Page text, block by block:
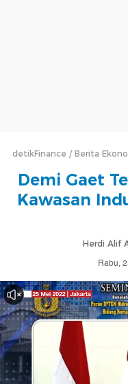
detikFinance Berita
Demi Gaet
Kawasan
Herdi Alif
Rabu,